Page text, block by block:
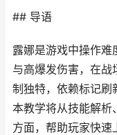
## 导语
露娜是游戏中操作
与高爆发伤害，在
制独特，依赖标记刷
本教学将从技能解析
方面，帮助玩家快速